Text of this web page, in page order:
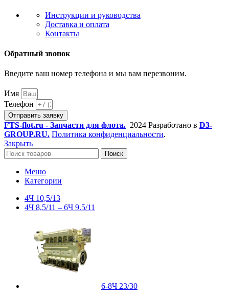
Инструкции и руководства
Доставка и оплата
Контакты
Обратный звонок
Введите ваш номер телефона и мы вам перезвоним.
Имя
Телефон
Отправить заявку
FTS-flot.ru - Запчасти для флота. 2024 Разработано в D3-
GROUP.RU. Политика конфиденциальности.
Закрыть
Поиск
Меню
Категории
4Ч 10,5/13
4Ч 8,5/11 – 6Ч 9.5/11
6-8Ч 23/30